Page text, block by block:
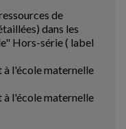
de
dans les
Hors-série ( label
à l'école maternelle
à l'école maternelle